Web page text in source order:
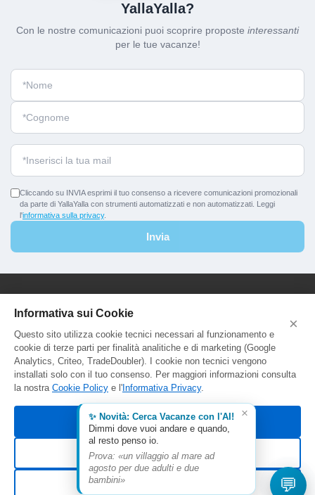
×
Informativa sui Cookie
Questo sito utilizza cookie tecnici necessari al funzionamento e
cookie di terze parti per finalità analitiche e di marketing (Google
Analytics, Criteo, TradeDoubler). I cookie non tecnici vengono
installati solo con il tuo consenso. Per maggiori informazioni consulta
la nostra Cookie Policy e l' Informativa Privacy.
Accetta tutti
Rifiuta non essenziali
💬
✨ Novità: Cerca Vacanze con l'AI!
Dimmi dove vuoi andare e quando,
al resto penso io.
Prova: «un villaggio al mare ad
agosto per due adulti e due
bambini»
×
YallaYalla?
Con le nostre comunicazioni puoi scoprire proposte interessanti
per le tue vacanze!
Cliccando su INVIA esprimi il tuo consenso a ricevere comunicazioni promozionali
da parte di YallaYalla con strumenti automatizzati e non automatizzati. Leggi
l'informativa sulla privacy.
Invia
YallaYalla - DICA Srl
Sede Legale e Agenzia al Pubblico:
Viale Adriatico 127 - 00141 Roma
P.Iva e C.F. IT13366331000
Aut. Reg. Lazio Prot. GR744549
© 2026 YallaYalla. Tutti i diritti riservati.
Privacy Gestisci preferenze cookie